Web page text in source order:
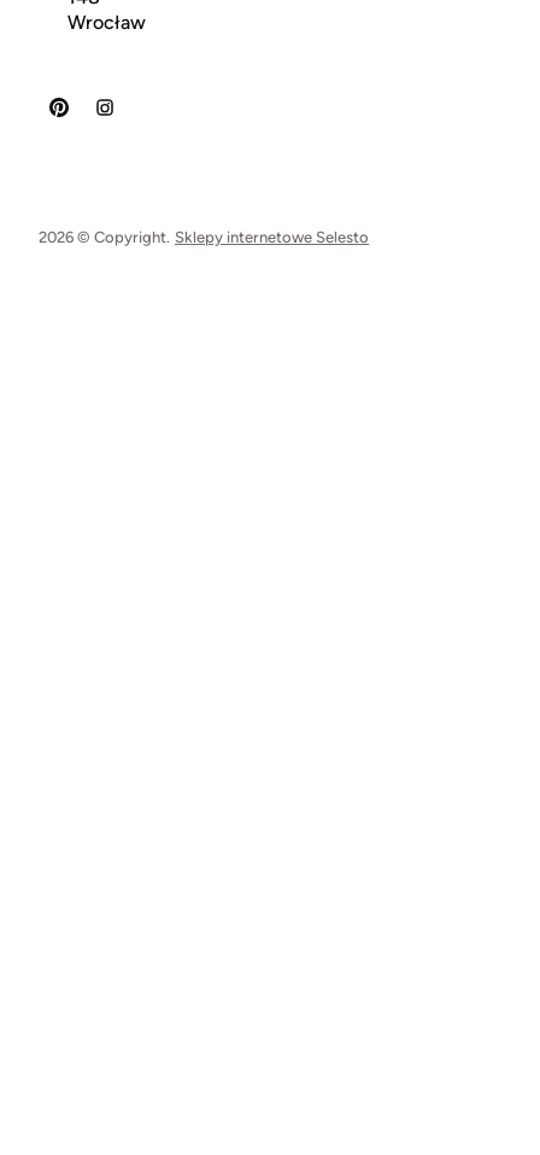
Wrocław
2026 © Copyright. Sklepy internetowe Selesto